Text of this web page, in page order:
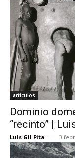
artículos
Dominio
“recinto” |
Luis Gil Pita - 3